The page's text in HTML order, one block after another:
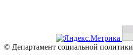
© Департамент социальной политики